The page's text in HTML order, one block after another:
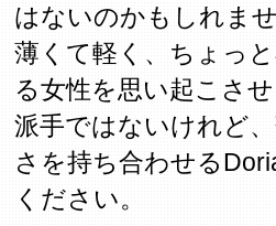
はないのかもしれま
薄くて軽く、ちょっ
る女性を思い起こさ
派手ではないけれど
さを持ち合わせる
ください。